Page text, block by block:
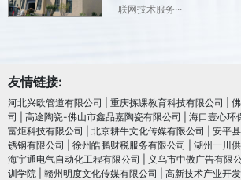
联网技术服务···
友情链接:
河北兴欧管道有限公司 重庆拣课教育科技有限公司
司
高途陶瓷-佛山市鑫品嘉陶瓷有限公司 海口壹心环
富炬科技有限公司
北京耕牛文化传媒有限公司 安平
锈钢有限公司
徐州皓鹏财税服务有限公司 湖州一川
海宇通电气自动化工程有限公司
义乌市中傲广告有限
训学院
赣州明度文化传媒有限公司
高新技术产业开